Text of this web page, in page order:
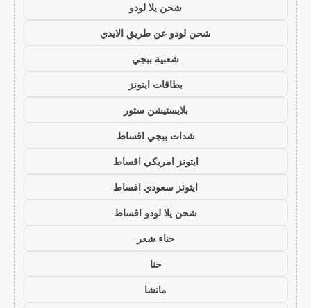
شحن يلا لودو
شحن لودو عن طريق الايدي
شعبية ببجي
بطاقات ايتونز
بلايستيشن ستور
شدات ببجي اقساط
ايتونز امريكي اقساط
ايتونز سعودي اقساط
شحن يلا لودو اقساط
حناء شعر
حنا
ماتشا